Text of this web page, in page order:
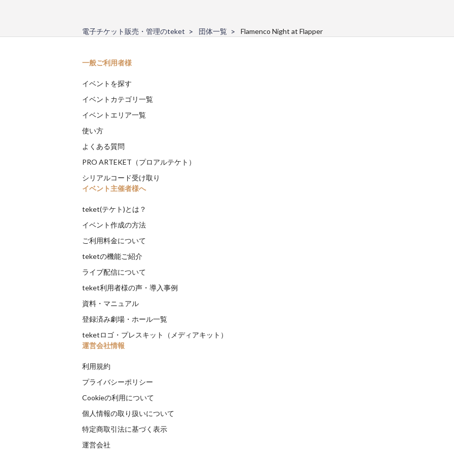
電子チケット販売・管理のteket 団体一覧 Flamenco Night at Flapper
一般ご利用者様
イベントを探す
イベントカテゴリ一覧
イベントエリア一覧
使い方
よくある質問
PRO ARTEKET（プロアルテケト）
シリアルコード受け取り
イベント主催者様へ
teket(テケト)とは？
イベント作成の方法
ご利用料金について
teketの機能ご紹介
ライブ配信について
teket利用者様の声・導入事例
資料・マニュアル
登録済み劇場・ホール一覧
teketロゴ・プレスキット（メディアキット）
運営会社情報
利用規約
プライバシーポリシー
Cookieの利用について
個人情報の取り扱いについて
特定商取引法に基づく表示
運営会社